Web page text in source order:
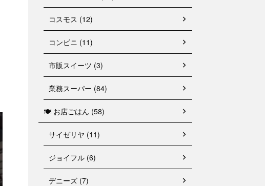
コスモス (12)
コンビニ (11)
市販スイーツ (3)
業務スーパー (84)
🍽 お店ごはん (58)
サイゼリヤ (11)
ジョイフル (6)
デニーズ (7)